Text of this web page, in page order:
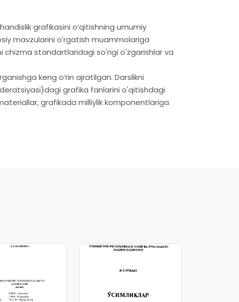
grafikasini o‘qitishning umumiy
mavzularini o'rgatish muammolariga
chizma standartlaridagi so'ngi o'zgarishlar va
keng o‘rin ajratilgan. Darslikni
grafika fanlarini o'qitishdagi
grafikada milliylik komponentlariga